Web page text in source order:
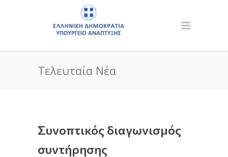
Τελευταία Νέα
Συνοπτικός διαγωνισμός
συντήρησης